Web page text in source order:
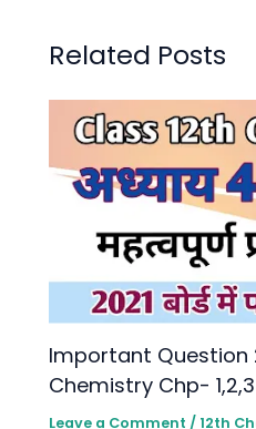
Related Posts
lmportant Question
Chemistry Chp- 1,2,3
Leave a Comment / 12th